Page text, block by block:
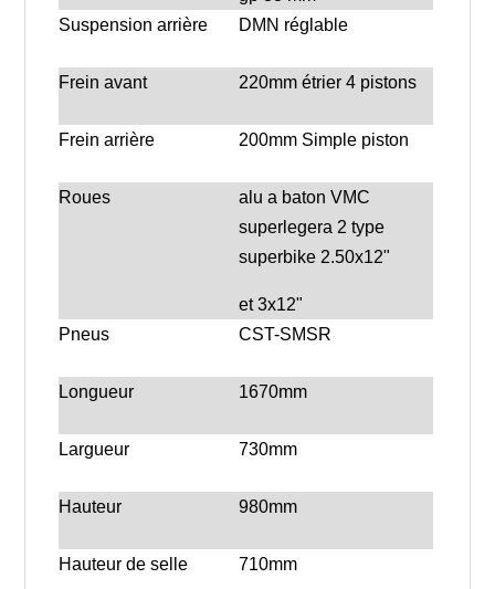
Suspension arrière
DMN réglable
Frein avant 220mm étrier 4 pistons
Frein arrière 200mm Simple piston
Roues
alu a baton VMC
superlegera 2 type
superbike 2.50x12"
et 3x12"
Pneus
CST-SMSR
Longueur 1670mm
Largueur 730mm
Hauteur 980mm
Hauteur de selle 710mm